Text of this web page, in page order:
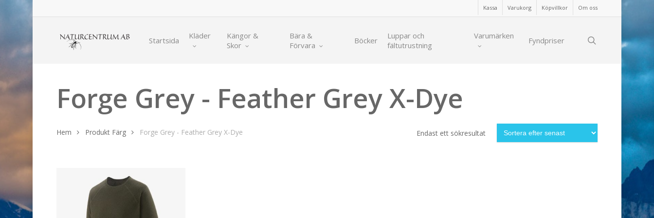
Kassa Varukorg Köpvillkor Om oss
Startsida Kläder
Kängor &
Skor
Bära &
Förvara
Böcker
Luppar och
fältutrustning
Varumärken Fyndpriser search
Forge Grey - Feather Grey X-Dye
Endast ett sökresultat
Hem Produkt Färg Forge Grey - Feather Grey X-Dye